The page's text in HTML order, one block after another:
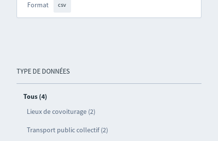
TYPE DE DONNÉES
Tous (4)
Lieux de covoiturage (2)
Transport public collectif (2)
Format csv